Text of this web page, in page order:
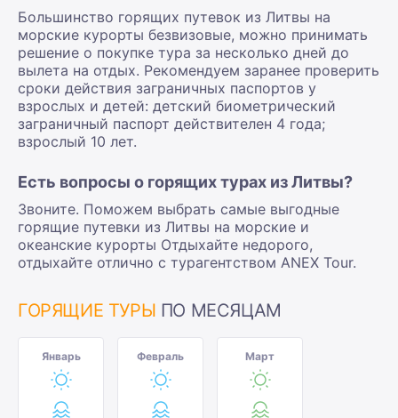
Большинство горящих путевок из Литвы на
морские курорты безвизовые, можно принимать
решение о покупке тура за несколько дней до
вылета на отдых. Рекомендуем заранее проверить
сроки действия заграничных паспортов у
взрослых и детей: детский биометрический
заграничный паспорт действителен 4 года;
взрослый 10 лет.
Есть вопросы о горящих турах из Литвы?
Звоните. Поможем выбрать самые выгодные
горящие путевки из Литвы на морские и
океанские курорты Отдыхайте недорого,
отдыхайте отлично с турагентством ANEX Tour.
ГОРЯЩИЕ ТУРЫ ПО МЕСЯЦАМ
Январь Февраль Март